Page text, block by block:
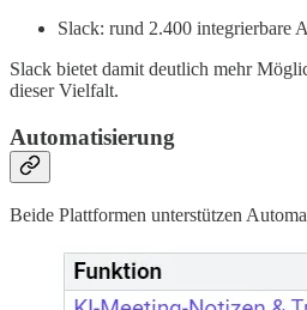
Slack: rund 2.400 integrierbare
Slack bietet damit deutlich mehr
dieser Vielfalt.
Automatisierung
Beide Plattformen unterstützen